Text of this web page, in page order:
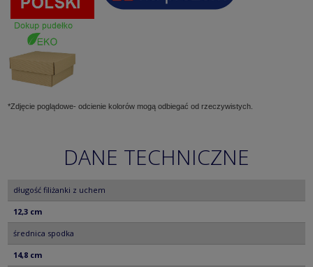
*Zdjęcie poglądowe- odcienie kolorów mogą odbiegać od rzeczywistych.
DANE TECHNICZNE
długość filiżanki z uchem
12,3 cm
średnica spodka
14,8 cm